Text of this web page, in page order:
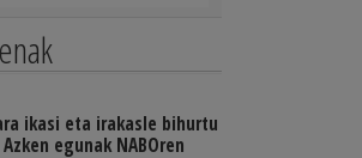
ikasi eta irakasle bihurtu
egunak NABOren